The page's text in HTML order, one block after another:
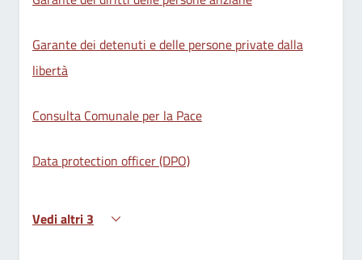
Garante dei detenuti e delle persone private dalla
libertà
Consulta Comunale per la Pace
Data protection officer (DPO)
Vedi altri 3